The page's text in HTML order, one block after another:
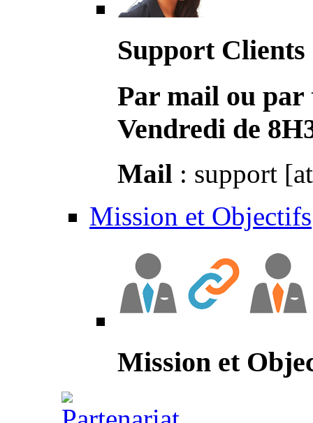
Support Clients
Par mail ou par
Vendredi de
Mail : support
Mission et Objectifs
Mission et